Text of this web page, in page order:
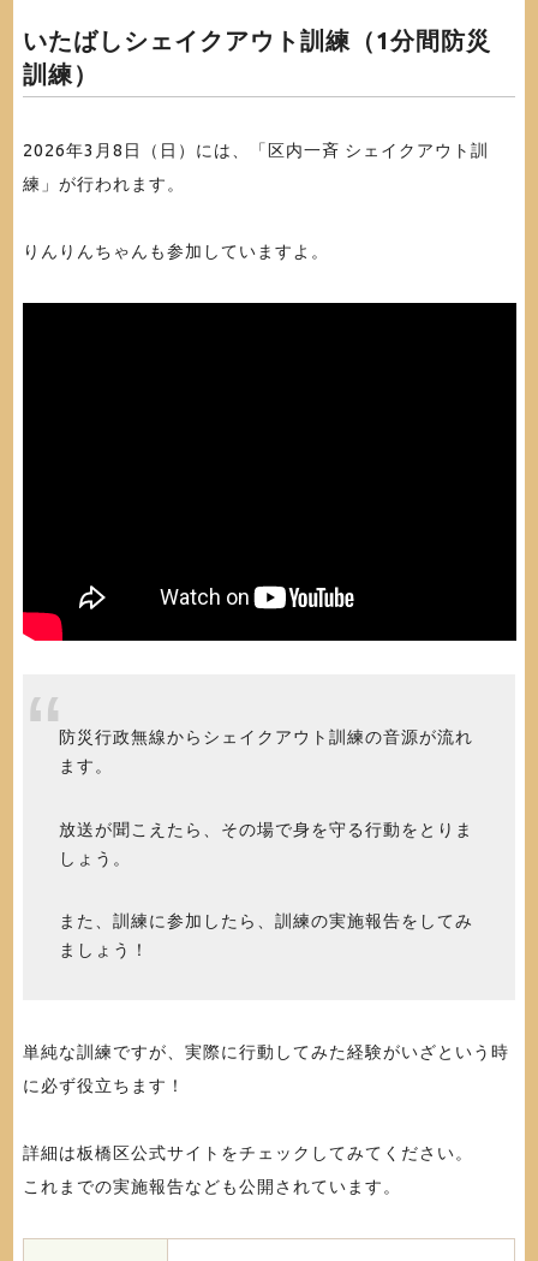
いたばしシェイクアウト訓練（1分間防災
訓練）
2026年3月8日（日）には、「区内一斉 シェイクアウト訓
練」が行われます。
りんりんちゃんも参加していますよ。
防災行政無線からシェイクアウト訓練の音源が流れ
ます。
放送が聞こえたら、その場で身を守る行動をとりま
しょう。
また、訓練に参加したら、訓練の実施報告をしてみ
ましょう！
単純な訓練ですが、実際に行動してみた経験がいざという時
に必ず役立ちます！
詳細は板橋区公式サイトをチェックしてみてください。
これまでの実施報告なども公開されています。